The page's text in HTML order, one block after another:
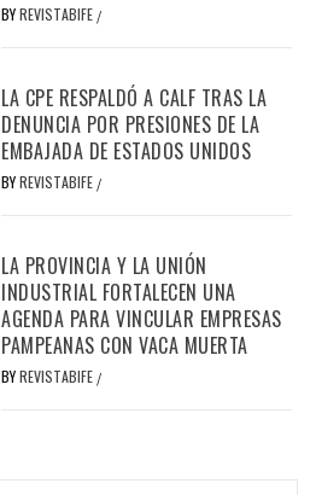
BYREVISTABIFE /
LA CPE RESPALDÓ A CALF TRAS LA
DENUNCIA POR PRESIONES DE LA
EMBAJADA DE ESTADOS UNIDOS
BYREVISTABIFE /
LA PROVINCIA Y LA UNIÓN
INDUSTRIAL FORTALECEN UNA
AGENDA PARA VINCULAR EMPRESAS
PAMPEANAS CON VACA MUERTA
BYREVISTABIFE /